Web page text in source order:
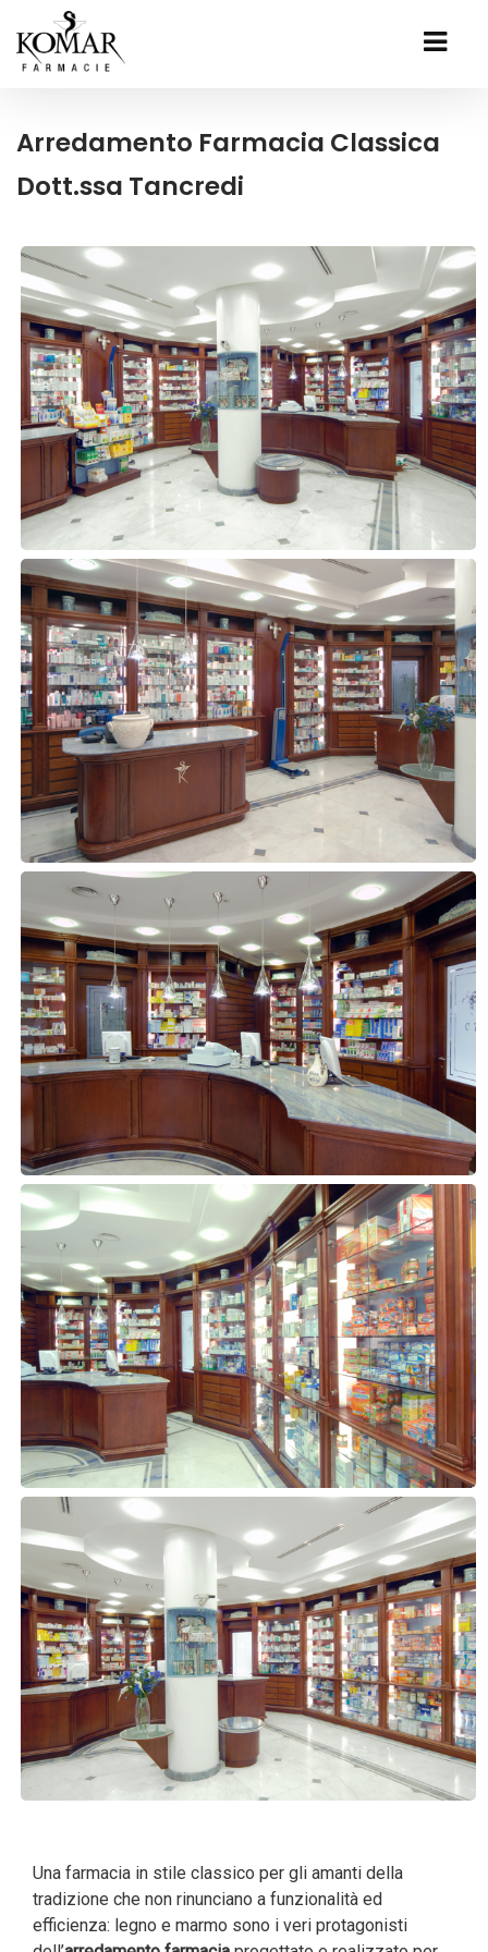
Arredamento Farmacia Classica
Dott.ssa Tancredi
Una farmacia in stile classico per gli amanti della
tradizione che non rinunciano a funzionalità ed
efficienza: legno e marmo sono i veri protagonisti